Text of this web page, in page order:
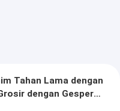
Tahan Lama dengan
dengan Gesper